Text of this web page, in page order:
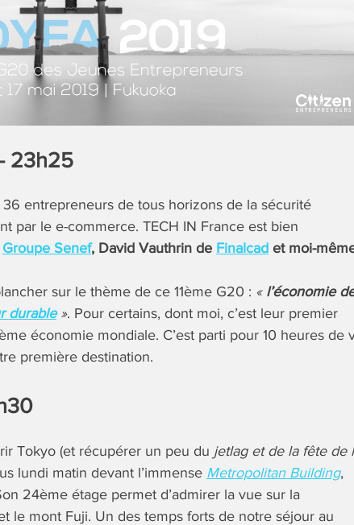
23h25
entrepreneurs de tous horizons de la sécurité
par le e-commerce. TECH IN France est bien
Groupe Senef, David Vauthrin de Finalcad et moi-
sur le thème de ce 11ème G20 : « l’économie
durable ». Pour certains, dont moi, c’est leur premier
économie mondiale. C’est parti pour 10 heures de
première destination.
Tokyo (et récupérer un peu du jetlag et de la fête de
lundi matin devant l’immense Metropolitan Building,
24ème étage permet d’admirer la vue sur la
le mont Fuji. Un des temps forts de notre séjour au